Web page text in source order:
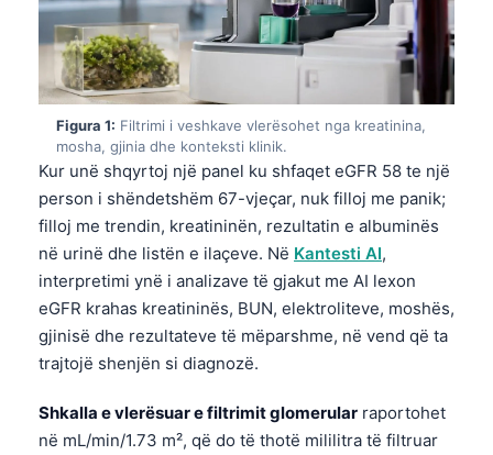
Figura 1: Filtrimi i veshkave vlerësohet nga kreatinina,
mosha, gjinia dhe konteksti klinik.
Kur unë shqyrtoj një panel ku shfaqet eGFR 58 te një
person i shëndetshëm 67-vjeçar, nuk filloj me panik;
filloj me trendin, kreatininën, rezultatin e albuminës
në urinë dhe listën e ilaçeve. Në Kantesti AI,
interpretimi ynë i analizave të gjakut me AI lexon
eGFR krahas kreatininës, BUN, elektroliteve, moshës,
gjinisë dhe rezultateve të mëparshme, në vend që ta
trajtojë shenjën si diagnozë.
Shkalla e vlerësuar e filtrimit glomerular raportohet
në mL/min/1.73 m², që do të thotë mililitra të filtruar